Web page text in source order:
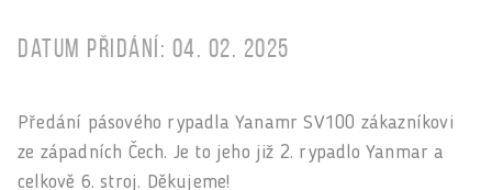
Datum přidání: 04. 02. 2025
Předání pásového rypadla Yanamr SV100 zákazníkovi
ze západních Čech. Je to jeho již 2. rypadlo Yanmar a
celkově 6. stroj. Děkujeme!